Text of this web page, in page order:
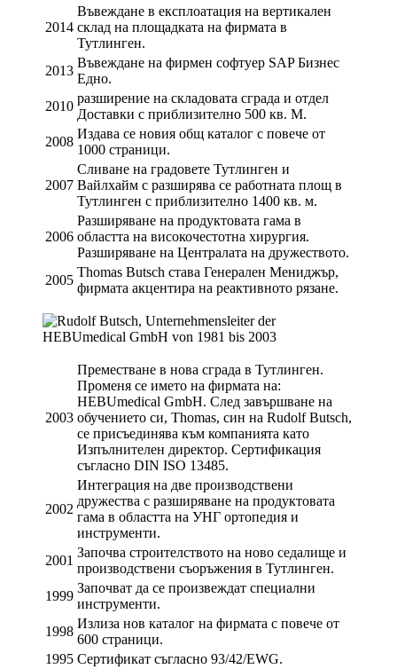
2014
Въвеждане в експлоатация на вертикален
склад на площадката на фирмата в
Тутлинген.
2013
Въвеждане на фирмен софтуер SAP Бизнес
Едно.
2010
разширение на складовата сграда и отдел
Доставки с приблизително 500 кв. М.
2008
Издава се новия общ каталог с повече от
1000 страници.
2007
Сливане на градовете Тутлинген и
Вайлхайм с разширява се работната площ в
Тутлинген с приблизително 1400 кв. м.
2006
Разширяване на продуктовата гама в
областта на високочестотна хирургия.
Разширяване на Централата на дружеството.
2005
Thomas Butsch става Генерален Мениджър,
фирмата акцентира на реактивното рязане.
2003
Преместване в нова сграда в Тутлинген.
Променя се името на фирмата на:
HEBUmedical GmbH. След завършване на
обучението си, Thomas, син на Rudolf Butsch,
се присъединява към компанията като
Изпълнителен директор. Сертификация
съгласно DIN ISO 13485.
2002
Интеграция на две производствени
дружества с разширяване на продуктовата
гама в областта на УНГ ортопедия и
инструменти.
2001
Започва строителството на ново седалище и
производствени съоръжения в Тутлинген.
1999
Започват да се произвеждат специални
инструменти.
1998
Излиза нов каталог на фирмата с повече от
600 страници.
1995 Сертификат съгласно 93/42/EWG.